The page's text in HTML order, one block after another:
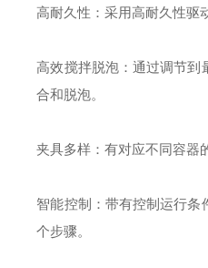
高耐久性：采用高耐久性驱
高效搅拌脱泡：通过调节到
合和脱泡。
夹具多样：有对应不同容器
智能控制：带有控制运行条
个步骤。